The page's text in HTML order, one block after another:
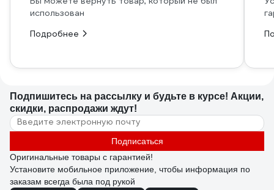
использован
Подробнее
Подпишитесь на рассылку и будьте в курсе! Акции,
скидки, распродажи ждут!
Подписаться
Оригинальные товары с гарантией!
Установите мобильное приложение, чтобы информация по
заказам всегда была под рукой